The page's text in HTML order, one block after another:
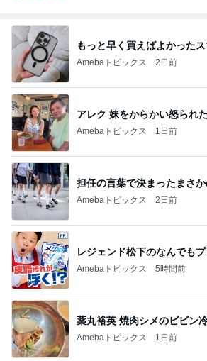
もっと早く買えばよかった
Amebaトピックス 2日前
アレク 妹をからかい怒られ
Amebaトピックス 1日前
担任の言葉で決まったまさ
Amebaトピックス 2日前
レジェンド松下のなんでもプ
Amebaトピックス 5時間前
薬丸裕英 焼肉シメのビビン
Amebaトピックス 1日前